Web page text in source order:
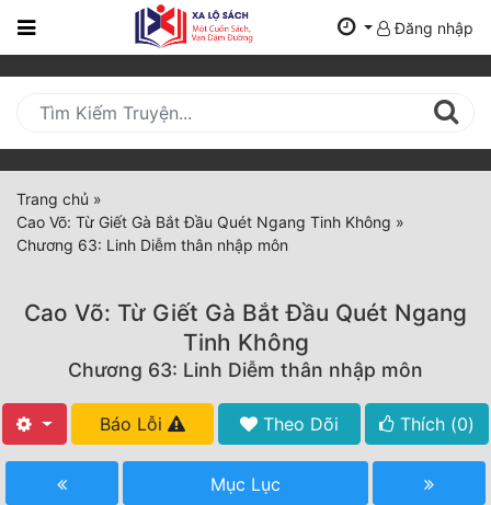
Trang
Mới
Cập
Nhật
(current)
BXH
Truyện Mới Ra
Hoàn Thành
Đăng nhập
Trang chủ »
Cao Võ: Từ Giết Gà Bắt Đầu Quét Ngang Tinh Không »
Chương 63: Linh Diễm thân nhập môn
Cao Võ: Từ Giết Gà Bắt Đầu Quét Ngang
Tinh Không
Chương 63: Linh Diễm thân nhập môn
Báo Lỗi Theo Dõi Thích (0)
Mục Lục